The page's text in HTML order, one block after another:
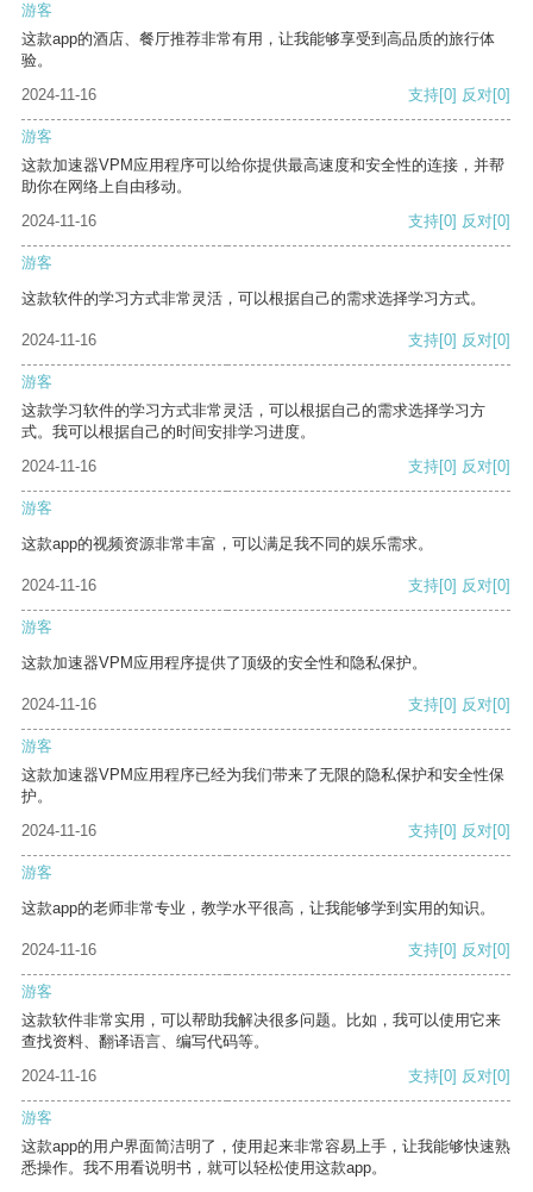
游客
这款app的酒店、餐厅推荐非常有用，让我能够享受到高品质的旅行体
验。
2024-11-16
支持[0] 反对[0]
游客
这款加速器VPM应用程序可以给你提供最高速度和安全性的连接，并帮
助你在网络上自由移动。
2024-11-16
支持[0] 反对[0]
游客
这款软件的学习方式非常灵活，可以根据自己的需求选择学习方式。
2024-11-16 支持[0] 反对[0]
游客
这款学习软件的学习方式非常灵活，可以根据自己的需求选择学习方
式。我可以根据自己的时间安排学习进度。
2024-11-16
支持[0] 反对[0]
游客
这款app的视频资源非常丰富，可以满足我不同的娱乐需求。
2024-11-16 支持[0] 反对[0]
游客
这款加速器VPM应用程序提供了顶级的安全性和隐私保护。
2024-11-16 支持[0] 反对[0]
游客
这款加速器VPM应用程序已经为我们带来了无限的隐私保护和安全性保
护。
2024-11-16
支持[0] 反对[0]
游客
这款app的老师非常专业，教学水平很高，让我能够学到实用的知识。
2024-11-16 支持[0] 反对[0]
游客
这款软件非常实用，可以帮助我解决很多问题。比如，我可以使用它来
查找资料、翻译语言、编写代码等。
2024-11-16
支持[0] 反对[0]
游客
这款app的用户界面简洁明了，使用起来非常容易上手，让我能够快速熟
悉操作。我不用看说明书，就可以轻松使用这款app。